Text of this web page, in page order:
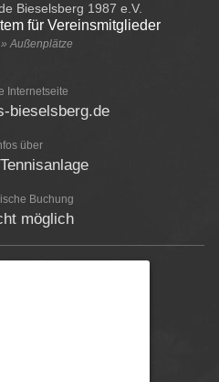
Bieselsberg 1987 e.V.
für Vereinsmitglieder
» Außenplätze
Internetseite
bieselsberg.de
über
Buchung
möglich